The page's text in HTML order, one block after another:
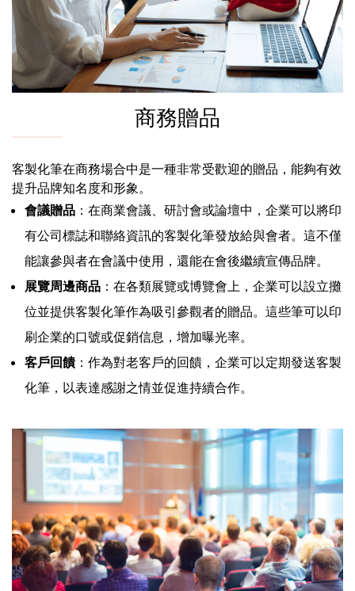
商務贈品
客製化筆在商務場合中是一種非常受歡迎的贈品，能夠有效
提升品牌知名度和形象。
會議贈品 ：在商業會議、研討會或論壇中，企業可以將印
有公司標誌和聯絡資訊的客製化筆發放給與會者。這不僅
能讓參與者在會議中使用，還能在會後繼續宣傳品牌。
展覽周邊商品 ：在各類展覽或博覽會上，企業可以設立攤
位並提供客製化筆作為吸引參觀者的贈品。這些筆可以印
刷企業的口號或促銷信息，增加曝光率。
客戶回饋：作為對老客戶的回饋，企業可以定期發送客製
化筆，以表達感謝之情並促進持續合作。